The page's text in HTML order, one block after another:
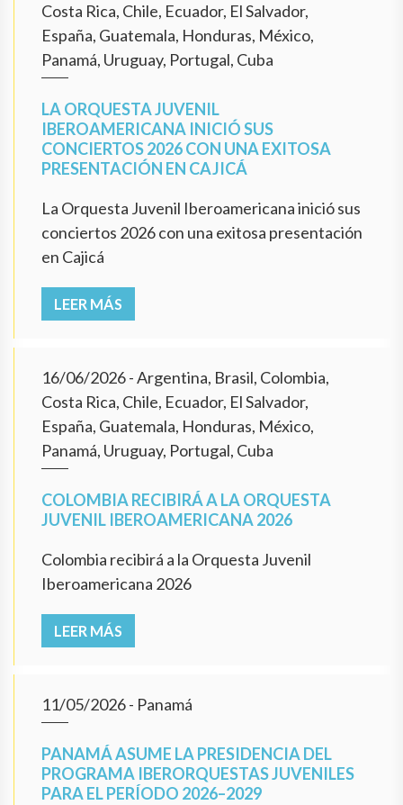
Costa Rica, Chile, Ecuador, El Salvador,
España, Guatemala, Honduras, México,
Panamá, Uruguay, Portugal, Cuba
LA ORQUESTA JUVENIL
IBEROAMERICANA INICIÓ SUS
CONCIERTOS 2026 CON UNA EXITOSA
PRESENTACIÓN EN CAJICÁ
La Orquesta Juvenil Iberoamericana inició sus
conciertos 2026 con una exitosa presentación
en Cajicá
LEER MÁS
16/06/2026- Argentina, Brasil, Colombia,
Costa Rica, Chile, Ecuador, El Salvador,
España, Guatemala, Honduras, México,
Panamá, Uruguay, Portugal, Cuba
COLOMBIA RECIBIRÁ A LA ORQUESTA
JUVENIL IBEROAMERICANA 2026
Colombia recibirá a la Orquesta Juvenil
Iberoamericana 2026
LEER MÁS
11/05/2026- Panamá
PANAMÁ ASUME LA PRESIDENCIA DEL
PROGRAMA IBERORQUESTAS JUVENILES
PARA EL PERÍODO 2026–2029